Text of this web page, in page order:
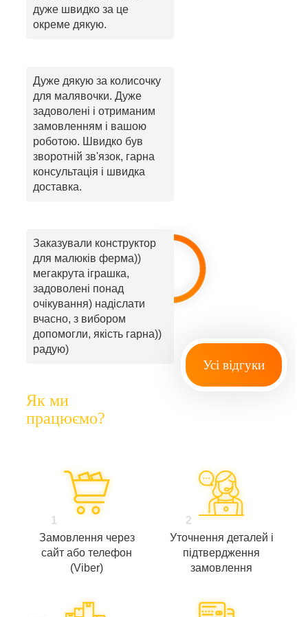
дуже швидко за це
окреме дякую.
Дуже дякую за колисочку
для малявочки. Дуже
задоволені і отриманим
замовленням і вашою
роботою. Швидко був
зворотній зв'язок, гарна
консультація і швидка
доставка.
Заказували конструктор
для малюків ферма))
мегакрута іграшка,
задоволені понад
очікування) надіслати
вчасно, з вибором
допомогли, якість гарна))
радую)
Усі відгуки
Як ми
працюємо?
1
Замовлення через
сайт або телефон
(Viber)
2
Уточнення деталей і
підтвердження
замовлення